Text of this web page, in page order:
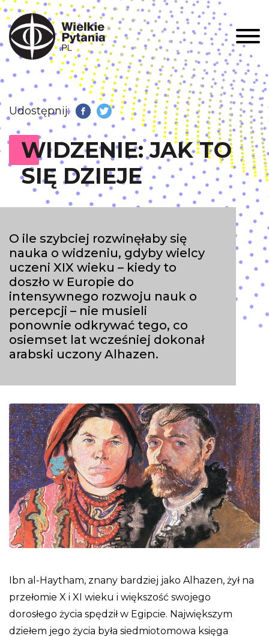
Udostępnij: Facebook
Twitter
WIDZENIE: JAK TO
SIĘ DZIEJE
O ile szybciej rozwinęłaby się
nauka o widzeniu, gdyby wielcy
uczeni XIX wieku – kiedy to
doszło w Europie do
intensywnego rozwoju nauk o
percepcji – nie musieli
ponownie odkrywać tego, co
osiemset lat wcześniej dokonał
arabski uczony Alhazen.
Ibn al-Haytham, znany bardziej jako Alhazen, żył na
przełomie X i XI wieku i większość swojego
dorosłego życia spędził w Egipcie. Największym
dziełem jego życia była siedmiotomowa księga